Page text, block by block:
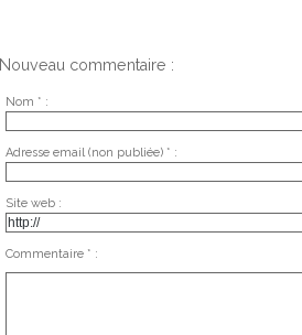
Nouveau commentaire :
Nom * :
Adresse email (non publiée) * :
Site web :
Commentaire * :